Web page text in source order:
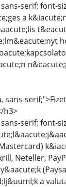
serif; font-
a
sans-
h3>
serif; font-
Neteller,
a